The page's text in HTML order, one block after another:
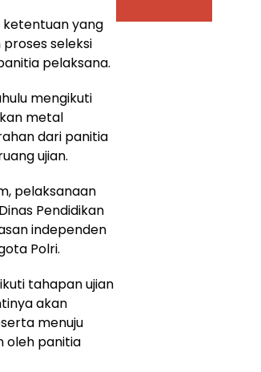
ketentuan yang
seleksi
pelaksana.
mengikuti
metal
dari panitia
ujian.
pelaksanaan
Pendidikan
independen
Polri.
tahapan ujian
akan
menuju
oleh panitia